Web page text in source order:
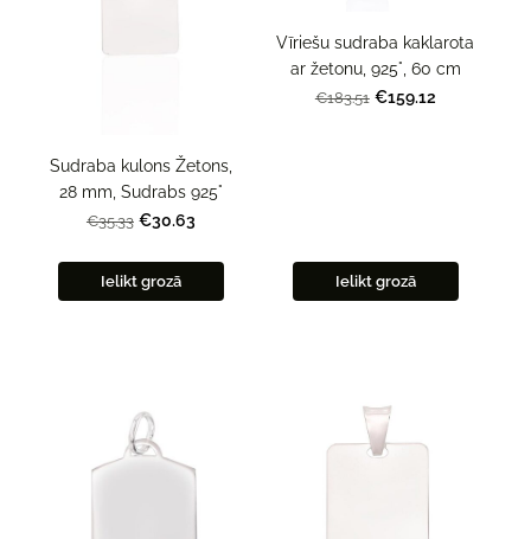
Sudraba kulons Žetons,
28 mm, Sudrabs 925°
€35.33 €30.63
Ielikt grozā
Vīriešu sudraba kaklarota
ar žetonu, 925°, 60 cm
€183.51 €159.12
Ielikt grozā